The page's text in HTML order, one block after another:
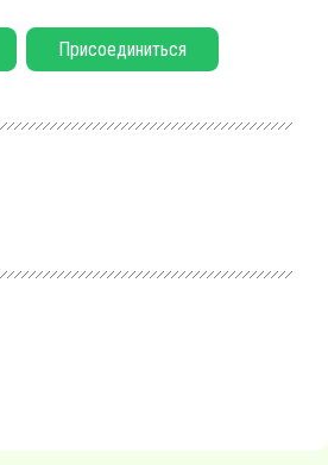
Присоединиться